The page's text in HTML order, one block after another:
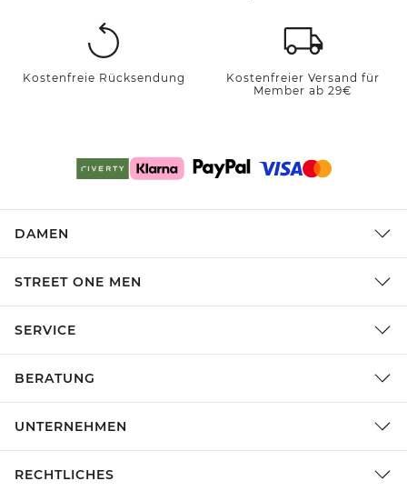
Kostenfreie Rücksendung
Kostenfreier Versand für
Member ab 29€
DAMEN
STREET ONE MEN
SERVICE
BERATUNG
UNTERNEHMEN
RECHTLICHES